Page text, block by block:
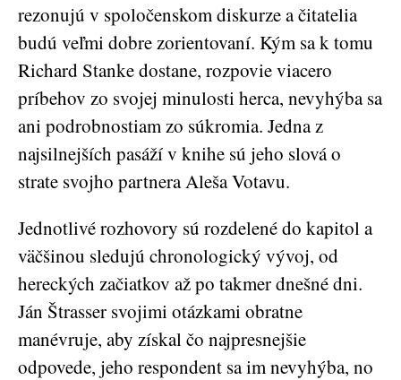
rezonujú v spoločenskom diskurze a čitatelia
budú veľmi dobre zorientovaní. Kým sa k tomu
Richard Stanke dostane, rozpovie viacero
príbehov zo svojej minulosti herca, nevyhýba sa
ani podrobnostiam zo súkromia. Jedna z
najsilnejších pasáží v knihe sú jeho slová o
strate svojho partnera Aleša Votavu.
Jednotlivé rozhovory sú rozdelené do kapitol a
väčšinou sledujú chronologický vývoj, od
hereckých začiatkov až po takmer dnešné dni.
Ján Štrasser svojimi otázkami obratne
manévruje, aby získal čo najpresnejšie
odpovede, jeho respondent sa im nevyhýba, no